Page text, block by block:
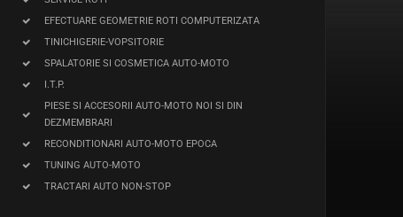
EFECTUARE GEOMETRIE ROTI COMPUTERIZATA
TINICHIGERIE-VOPSITORIE
SPALATORIE SI COSMETICA AUTO-MOTO
I.T.P.
PIESE SI ACCESORII AUTO-MOTO NOI SI DIN
DEZMEMBRARI
RECONDITIONARI AUTO-MOTO EPOCA
TUNING AUTO-MOTO
TRACTARI AUTO NON-STOP